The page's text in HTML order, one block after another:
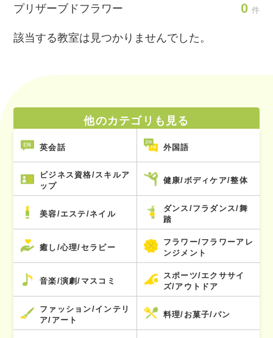
プリザーブドフラワー 0 件
該当する教室は見つかりませんでした。
他のカテゴリも見る
英会話 外国語
ビジネス資格/スキルア
ップ
健康/ボディケア/整体
美容/エステ/ネイル
ダンス/フラダンス/舞
踏
癒し/心理/セラピー
フラワー/フラワーアレ
ンジメント
音楽/演劇/マスコミ
スポーツ/エクササイ
ズ/アウトドア
ファッション/インテリ
ア/アート
料理/お菓子/パン